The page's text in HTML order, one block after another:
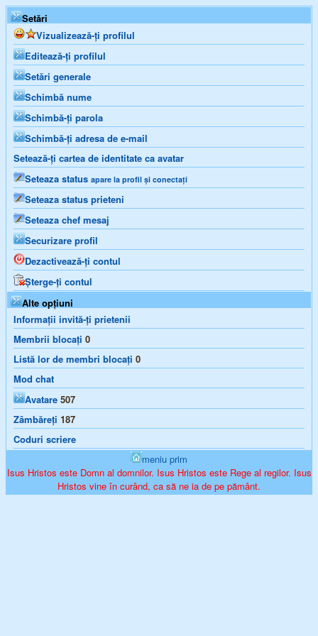
Setări
Vizualizează-ți profilul
Editează-ți profilul
Setări generale
Schimbă nume
Schimbă-ți parola
Schimbă-ți adresa de e-mail
Setează-ți cartea de identitate ca avatar
Seteaza status apare la profil și conectați
Seteaza status prieteni
Seteaza chef mesaj
Securizare profil
Dezactivează-ți contul
Șterge-ți contul
Alte opțiuni
Informații invită-ți prietenii
Membrii blocați 0
Listă lor de membri blocați 0
Mod chat
Avatare 507
Zâmbăreți 187
Coduri scriere
meniu prim
Isus Hristos este Domn al domnilor. Isus Hristos este Rege al regilor. Isus
Hristos vine în curând, ca să ne ia de pe pământ.